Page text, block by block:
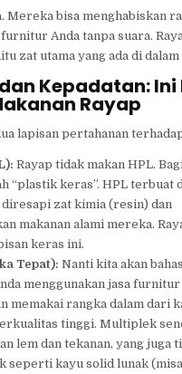
Mereka bisa menghabiskan
Anda tanpa suara.
zat utama yang ada di dalam
Kepadatan: Ini
Rayap
lapisan pertahanan
Rayap tidak makan HPL. Bagi
“plastik keras”. HPL terbuat
zat kimia (resin) dan
makanan alami mereka.
keras ini.
Tepat): Nanti kita akan
menggunakan jasa
memakai rangka dalam dari
tinggi. Multiplek
lem dan tekanan, yang juga
seperti kayu solid lunak